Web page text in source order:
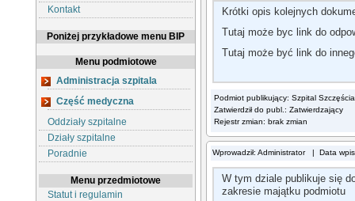
Kontakt
Poniżej przykładowe menu BIP
Menu podmiotowe
Administracja szpitala
Część medyczna
Oddziały szpitalne
Działy szpitalne
Poradnie
Menu przedmiotowe
Statut i regulamin
Krótki opis kolejnych
Tutaj może byc link do
Tutaj może być link do
Podmiot publikujący: Szpital
Zatwierdził do publ.: Zatwierdzający
Rejestr zmian: brak zmian
Wprowadził: Administrator | Data
W tym dziale publikuje się
zakresie majątku podmiotu